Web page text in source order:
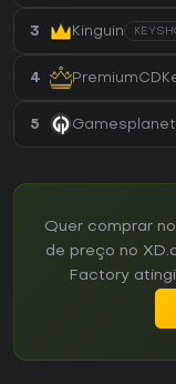
3 Kinguin
4
5 Gamesplanet
Quer comprar
de preço no
Factory